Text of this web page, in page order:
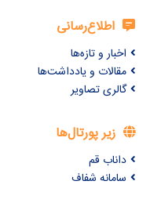
اطلاع‌رسانی
اخبار و تازه‌ها
مقالات و یادداشت‌ها
گالری تصاویر
زیر پورتال‌ها
داناب قم
سامانه شفاف